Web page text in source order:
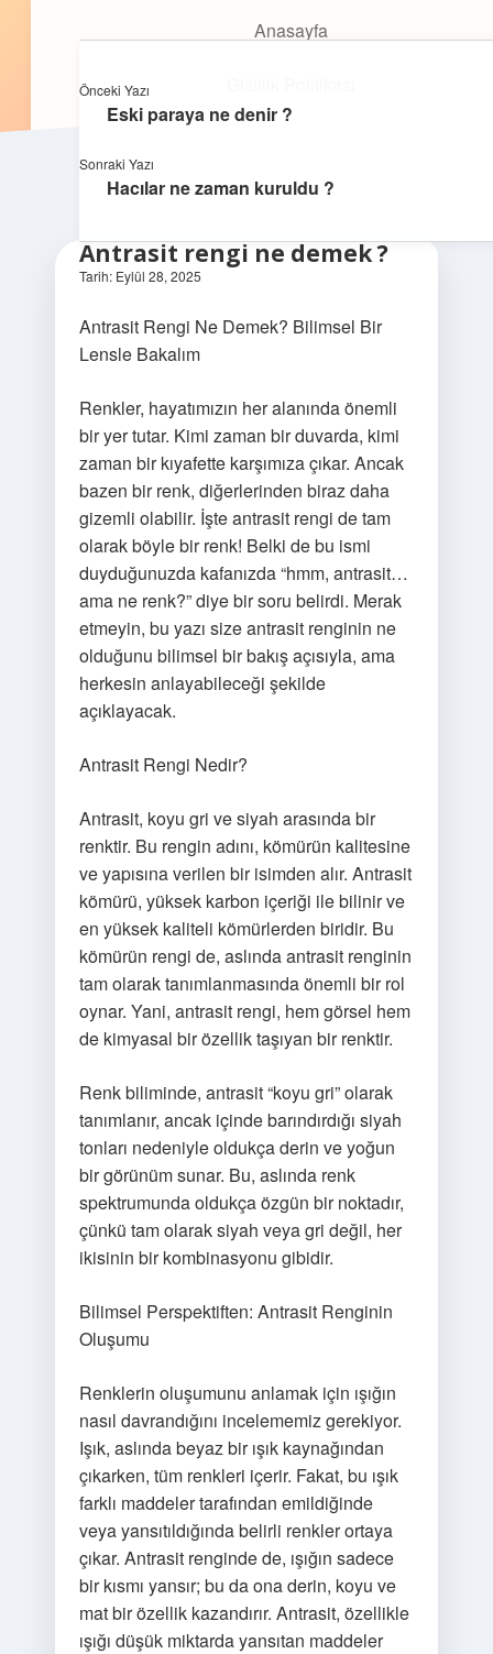
Anasayfa
Hakkımızda
Antrasit rengi ne demek ?
Tarih: Eylül 28, 2025
Antrasit Rengi Ne Demek? Bilimsel Bir
Lensle Bakalım
Renkler, hayatımızın her alanında önemli
bir yer tutar. Kimi zaman bir duvarda, kimi
zaman bir kıyafette karşımıza çıkar. Ancak
bazen bir renk, diğerlerinden biraz daha
gizemli olabilir. İşte antrasit rengi de tam
olarak böyle bir renk! Belki de bu ismi
duyduğunuzda kafanızda “hmm, antrasit…
ama ne renk?” diye bir soru belirdi. Merak
etmeyin, bu yazı size antrasit renginin ne
olduğunu bilimsel bir bakış açısıyla, ama
herkesin anlayabileceği şekilde
açıklayacak.
Antrasit Rengi Nedir?
Antrasit, koyu gri ve siyah arasında bir
renktir. Bu rengin adını, kömürün kalitesine
ve yapısına verilen bir isimden alır. Antrasit
kömürü, yüksek karbon içeriği ile bilinir ve
en yüksek kaliteli kömürlerden biridir. Bu
kömürün rengi de, aslında antrasit renginin
tam olarak tanımlanmasında önemli bir rol
oynar. Yani, antrasit rengi, hem görsel hem
de kimyasal bir özellik taşıyan bir renktir.
Renk biliminde, antrasit “koyu gri” olarak
tanımlanır, ancak içinde barındırdığı siyah
tonları nedeniyle oldukça derin ve yoğun
bir görünüm sunar. Bu, aslında renk
spektrumunda oldukça özgün bir noktadır,
çünkü tam olarak siyah veya gri değil, her
ikisinin bir kombinasyonu gibidir.
Bilimsel Perspektiften: Antrasit Renginin
Oluşumu
Renklerin oluşumunu anlamak için ışığın
nasıl davrandığını incelememiz gerekiyor.
Işık, aslında beyaz bir ışık kaynağından
çıkarken, tüm renkleri içerir. Fakat, bu ışık
farklı maddeler tarafından emildiğinde
veya yansıtıldığında belirli renkler ortaya
çıkar. Antrasit renginde de, ışığın sadece
bir kısmı yansır; bu da ona derin, koyu ve
mat bir özellik kazandırır. Antrasit, özellikle
ışığı düşük miktarda yansıtan maddeler
Önceki Yazı
Eski paraya ne denir ?
Sonraki Yazı
Hacılar ne zaman kuruldu ?
Anasayfa
Yasal Uyarı